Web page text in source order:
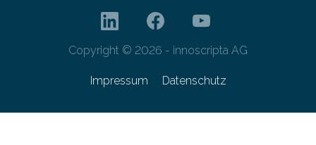
Copyright © 2026 - innoscripta AG
Impressum Datenschutz